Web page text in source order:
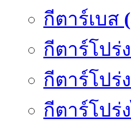
กีตาร์เบส
กีตาร์โปร่
กีตาร์โปร่
กีตาร์โปร่